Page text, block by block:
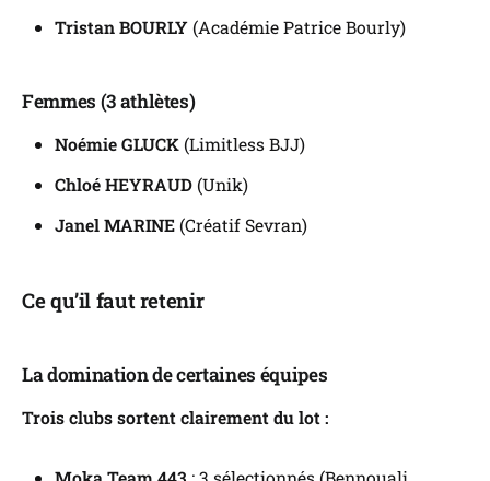
Tristan BOURLY(Académie Patrice Bourly)
Femmes (3 athlètes)
Noémie GLUCK(Limitless BJJ)
Chloé HEYRAUD(Unik)
Janel MARINE(Créatif Sevran)
Ce qu’il faut retenir
La domination de certaines équipes
Trois clubs sortent clairement du lot :